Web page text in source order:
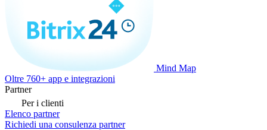
Mind Map
Oltre 760+ app e integrazioni
Partner
Per i clienti
Elenco partner
Richiedi una consulenza partner